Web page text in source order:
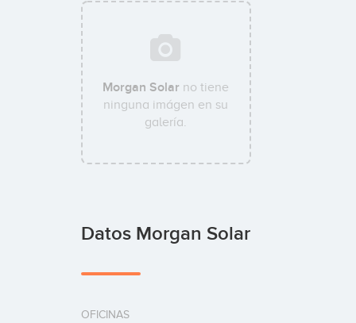
Morgan Solar no tiene
ninguna imágen en su
galería.
Datos Morgan Solar
OFICINAS